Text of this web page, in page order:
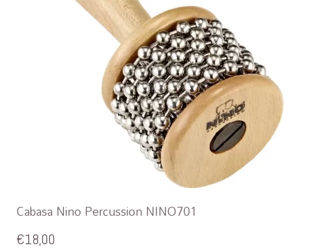
Cabasa Nino Percussion NINO701
€18,00